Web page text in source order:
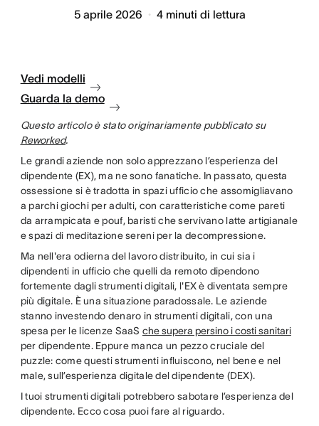
5 aprile 2026 4 minuti di lettura
Vedi modelli
Guarda la demo
Questo articolo è stato originariamente pubblicato su
Reworked.
Le grandi aziende non solo apprezzano l’esperienza del
dipendente (EX), ma ne sono fanatiche. In passato, questa
ossessione si è tradotta in spazi ufficio che assomigliavano
a parchi giochi per adulti, con caratteristiche come pareti
da arrampicata e pouf, baristi che servivano latte artigianale
e spazi di meditazione sereni per la decompressione.
Ma nell'era odierna del lavoro distribuito, in cui sia i
dipendenti in ufficio che quelli da remoto dipendono
fortemente dagli strumenti digitali, l'EX è diventata sempre
più digitale. È una situazione paradossale. Le aziende
stanno investendo denaro in strumenti digitali, con una
spesa per le licenze SaaS che supera persino i costi sanitari
per dipendente. Eppure manca un pezzo cruciale del
puzzle: come questi strumenti influiscono, nel bene e nel
male, sull’esperienza digitale del dipendente (DEX).
I tuoi strumenti digitali potrebbero sabotare l’esperienza del
dipendente. Ecco cosa puoi fare al riguardo.